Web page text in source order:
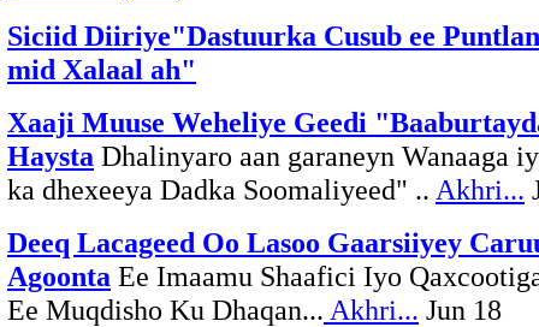
Siciid Diiriye"Dastuurka Cusub ee
mid Xalaal ah"
Xaaji Muuse Weheliye Geedi
Haysta Dhalinyaro aan garaneyn Wanaaga
ka dhexeeya Dadka Soomaliyeed" .. Akhri...
Deeq Lacageed Oo Lasoo Gaarsiiyey
Agoonta Ee Imaamu Shaafici Iyo
Ee Muqdisho Ku Dhaqan... Akhri... Jun 18